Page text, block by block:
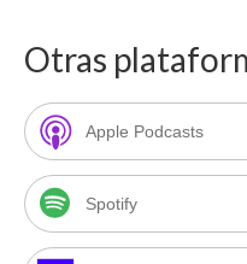
Otras
Apple Podcasts
Spotify